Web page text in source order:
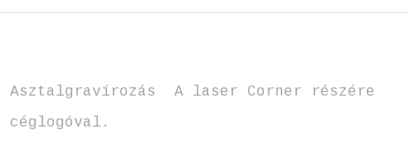
Asztalgravírozás A laser Corner részére
céglogóval.